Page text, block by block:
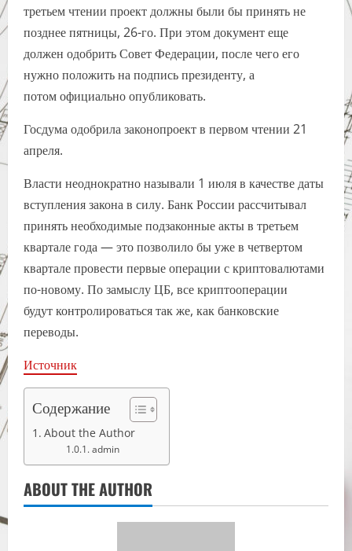
третьем чтении проект должны были бы принять не
позднее пятницы, 26-го. При этом документ еще
должен одобрить Совет Федерации, после чего его
нужно положить на подпись президенту, а
потом официально опубликовать.
Госдума одобрила законопроект в первом чтении 21
апреля.
Власти неоднократно называли 1 июля в качестве даты
вступления закона в силу. Банк России рассчитывал
принять необходимые подзаконные акты в третьем
квартале года — это позволило бы уже в четвертом
квартале провести первые операции с криптовалютами
по-новому. По замыслу ЦБ, все криптооперации
будут контролироваться так же, как банковские
переводы.
Источник
Содержание
About the Author
admin
ABOUT THE AUTHOR